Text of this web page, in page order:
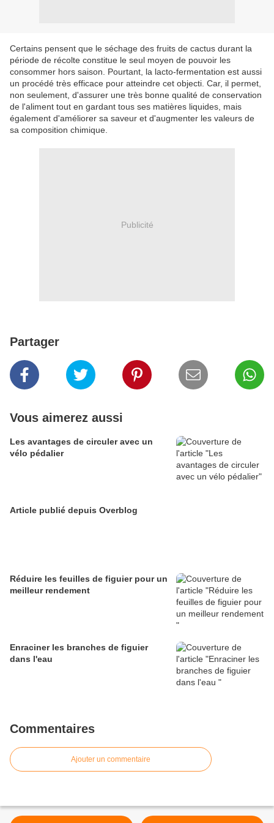
Certains pensent que le séchage des fruits de cactus durant la
période de récolte constitue le seul moyen de pouvoir les
consommer hors saison. Pourtant, la lacto-fermentation est aussi
un procédé très efficace pour atteindre cet objecti. Car, il permet,
non seulement, d'assurer une très bonne qualité de conservation
de l'aliment tout en gardant tous ses matières liquides, mais
également d'améliorer sa saveur et d'augmenter les valeurs de
sa composition chimique.
Publicité
Partager
Vous aimerez aussi
Les avantages de circuler avec un
vélo pédalier
Article publié depuis Overblog
Réduire les feuilles de figuier pour un
meilleur rendement
Enraciner les branches de figuier
dans l'eau
Commentaires
Ajouter un commentaire